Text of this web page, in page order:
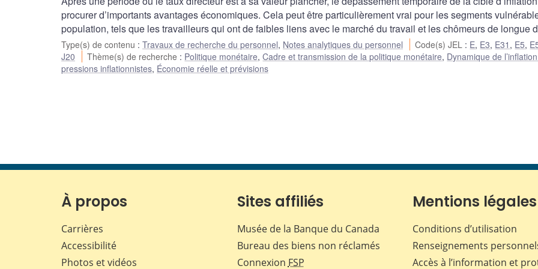
procurer d’importants avantages économiques. Cela peut être particulièrement vrai pour les segments
population, tels que les travailleurs qui ont de faibles liens avec le marché du travail et les chômeurs de longue
Type(s) de contenu : Travaux de recherche du personnel, Notes analytiques du personnel Code(s) JEL : E, E3, E31 , E5,
J20
Thème(s) de recherche : Politique monétaire,Cadre et transmission de la politique monétaire, Dynamique de
pressions inflationnistes, Économie réelle et prévisions
À propos
Carrières
Accessibilité
Photos et vidéos
Sites affiliés
Musée de la Banque du Canada
Bureau des biens non réclamés
Connexion FSP
Mentions légales
Conditions d’utilisation
Renseignements
Accès à l’information et